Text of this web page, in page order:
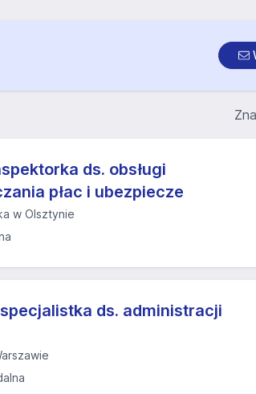
ds. obsługi
płac i ubezpiecze
w Olsztynie
ds. administracji